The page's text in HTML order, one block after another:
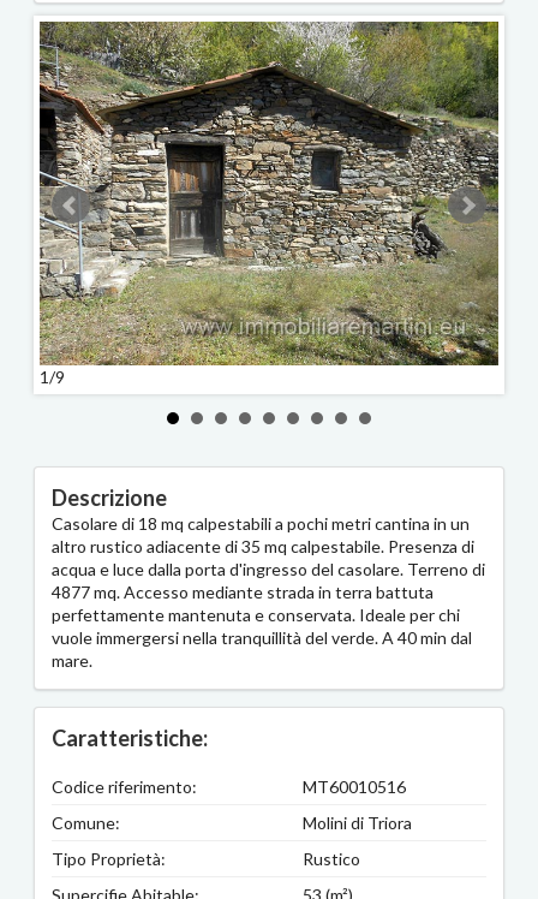
1/9
Descrizione
Casolare di 18 mq calpestabili a pochi metri cantina in un
altro rustico adiacente di 35 mq calpestabile. Presenza di
acqua e luce dalla porta d'ingresso del casolare. Terreno di
4877 mq. Accesso mediante strada in terra battuta
perfettamente mantenuta e conservata. Ideale per chi
vuole immergersi nella tranquillità del verde. A 40 min dal
mare.
Caratteristiche:
Codice riferimento:
MT60010516
Comune:
Molini di Triora
Tipo Proprietà:
Rustico